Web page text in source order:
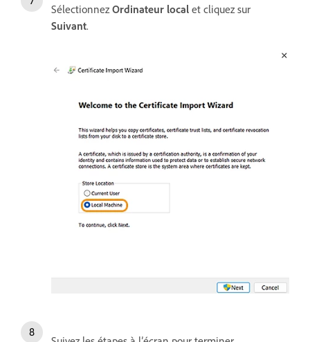
SélectionnezOrdinateur local et cliquez sur
Suivant.